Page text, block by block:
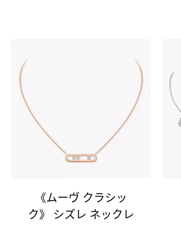
《ムーヴ クラシッ
ク》 シズレ ネックレ